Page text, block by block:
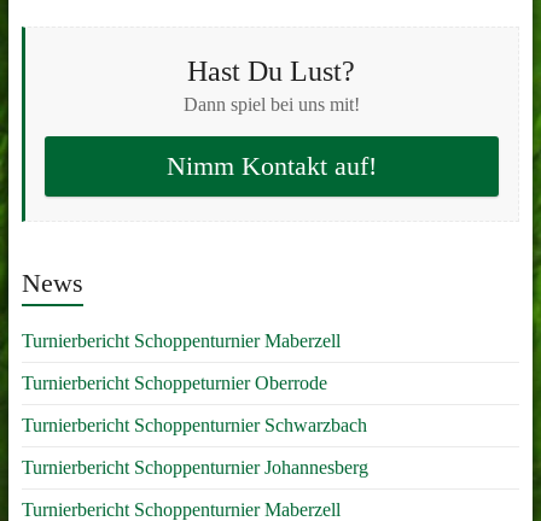
Hast Du Lust?
Dann spiel bei uns mit!
Nimm Kontakt auf!
News
Turnierbericht Schoppenturnier Maberzell
Turnierbericht Schoppeturnier Oberrode
Turnierbericht Schoppenturnier Schwarzbach
Turnierbericht Schoppenturnier Johannesberg
Turnierbericht Schoppenturnier Maberzell